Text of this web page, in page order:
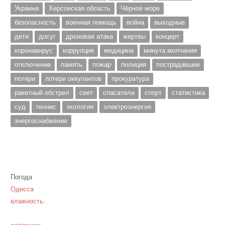
Украина
Херсонская область
Чёрное море
безопасность
военная помощь война
выходные
дети
досуг дроновая атака жертвы
концерт
коронавирус
коррупция медицина
минута молчания
отключение
память пожар полиция
пострадавшие
потери
потери оккупантов
прокуратура
ракетный обстрел
свет спасатели спорт
статистика
суд
теннис экология
электроэнергия
энергоснабжение
Погода
Одесса
влажность: